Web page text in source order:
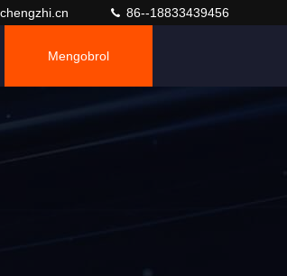
86--18833439456
Mengobrol